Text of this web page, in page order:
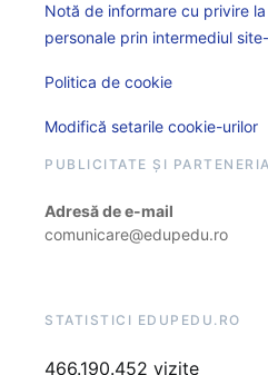
Notă de informare cu privire
personale prin intermediul
Politica de cookie
Modifică setarile cookie-urilor
PUBLICITATE ȘI
Adresă de e-mail
comunicare@edupedu.ro
STATISTICI EDUPEDU.RO
466.190.452 vizite